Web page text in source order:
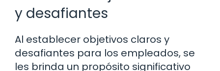
y desafiantes
Al establecer objetivos claros y
desafiantes para los empleados, se
les brinda un propósito significativo